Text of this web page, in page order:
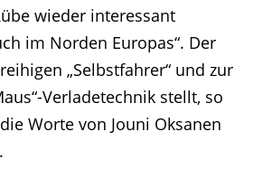
wieder interessant
im Norden Europas“. Der
„Selbstfahrer“ und zur
Verladetechnik stellt, so
Worte von Jouni Oksanen